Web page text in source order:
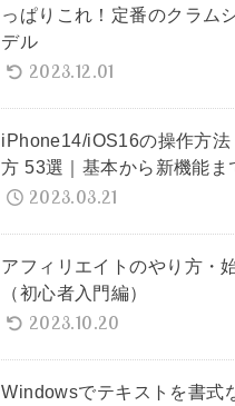
っぱりこれ！定番のクラム
デル
2023.12.01
iPhone14/iOS16の操作方法
方 53選｜基本から新機能ま
2023.03.21
アフィリエイトのやり方・
（初心者入門編）
2023.10.20
Windowsでテキストを書式